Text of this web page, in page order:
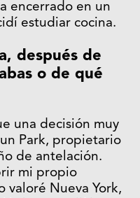
encerrado en un
estudiar cocina.
después de
o de qué
una decisión muy
Park, propietario
de antelación.
mi propio
valoré Nueva York,